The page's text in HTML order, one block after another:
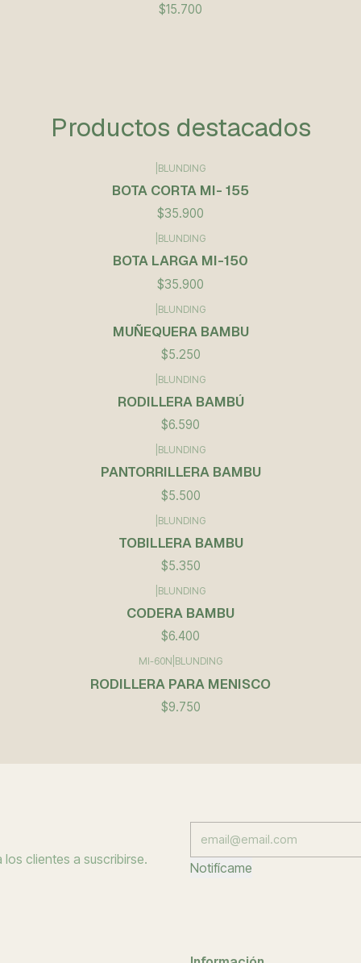
$15.700
Productos destacados
BLUNDING
BOTA CORTA MI- 155
$35.900
BLUNDING
BOTA LARGA MI-150
$35.900
BLUNDING
MUÑEQUERA BAMBU
$5.250
BLUNDING
RODILLERA BAMBÚ
$6.590
BLUNDING
PANTORRILLERA BAMBU
$5.500
BLUNDING
TOBILLERA BAMBU
$5.350
BLUNDING
CODERA BAMBU
$6.400
MI-60N BLUNDING
RODILLERA PARA MENISCO
$9.750
clientes a suscribirse.
Notifícame